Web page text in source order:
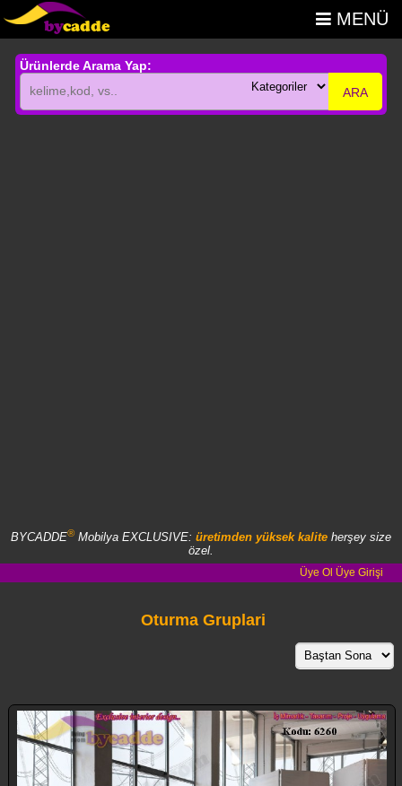
MENÜ
Ürünlerde Arama Yap:
ARA
BYCADDE® Mobilya EXCLUSIVE: üretimden yüksek kalite herşey size
özel.
Üye Ol Üye Girişi
Oturma Gruplari